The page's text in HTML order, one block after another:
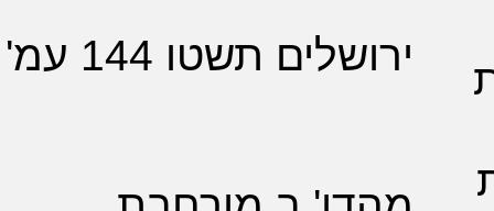
תשטו 144 עמ'